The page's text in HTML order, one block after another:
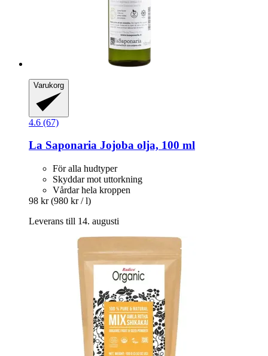
Varukorg
4.6 (67)
La Saponaria Jojoba olja, 100 ml
För alla hudtyper
Skyddar mot uttorkning
Vårdar hela kroppen
98 kr (980 kr / l)
Leverans till 14. augusti